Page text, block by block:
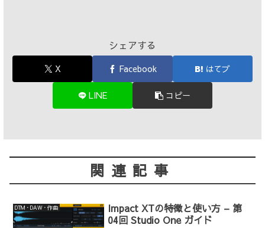
シェアする
X Facebook はてブ
LINE コピー
関連記事
DTM・DAW・作曲
Impact XTの特徴と使い方 – 第
04回 Studio One ガイド